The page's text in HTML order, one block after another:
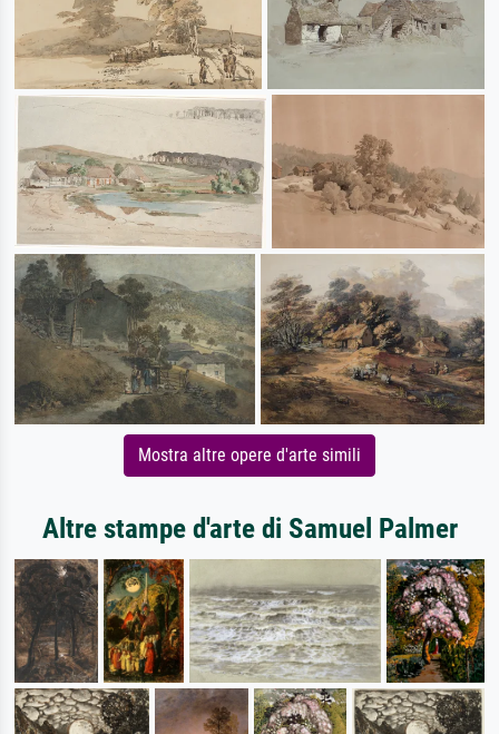
Mostra altre opere d'arte simili
Altre stampe d'arte di Samuel Palmer